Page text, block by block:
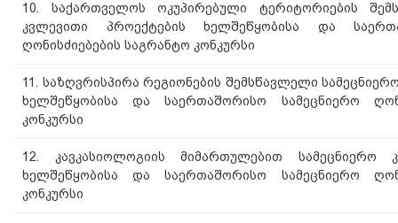
10. საქართველოს ოკუპირებული ტერიტორიების
კვლევითი პროექტების ხელშეწყობისა და
ღონისძიებების საგრანტო კონკურსი
11. საზღვრისპირა რეგიონების შემსწავლელი
ხელშეწყობისა და საერთაშორისო სამეცნიერო
კონკურსი
12. კავკასიოლოგიის მიმართულებით სამეცნიერო
ხელშეწყობისა და საერთაშორისო სამეცნიერო
კონკურსი